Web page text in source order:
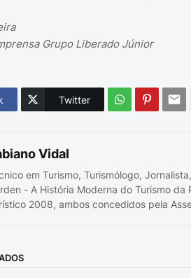
Grupo Liberado Júnior
Twitter
Vidal
em Turismo, Turismólogo,
- A História Moderna do Turismo
2008, ambos concedidos pela